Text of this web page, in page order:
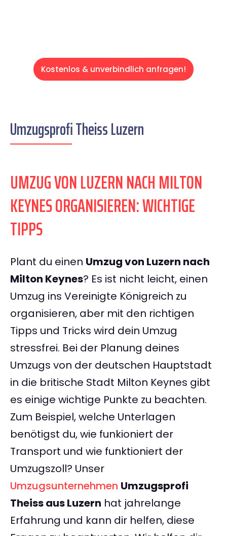
Kostenlos & unverbindlich anfragen!
Umzugsprofi Theiss Luzern
UMZUG VON LUZERN NACH MILTON
KEYNES ORGANISIEREN: WICHTIGE
TIPPS
Plant du einen Umzug von Luzern nach
Milton Keynes? Es ist nicht leicht, einen
Umzug ins Vereinigte Königreich zu
organisieren, aber mit den richtigen
Tipps und Tricks wird dein Umzug
stressfrei. Bei der Planung deines
Umzugs von der deutschen Hauptstadt
in die britische Stadt Milton Keynes gibt
es einige wichtige Punkte zu beachten.
Zum Beispiel, welche Unterlagen
benötigst du, wie funkioniert der
Transport und wie funktioniert der
Umzugszoll? Unser
Umzugsunternehmen Umzugsprofi
Theiss aus Luzern hat jahrelange
Erfahrung und kann dir helfen, diese